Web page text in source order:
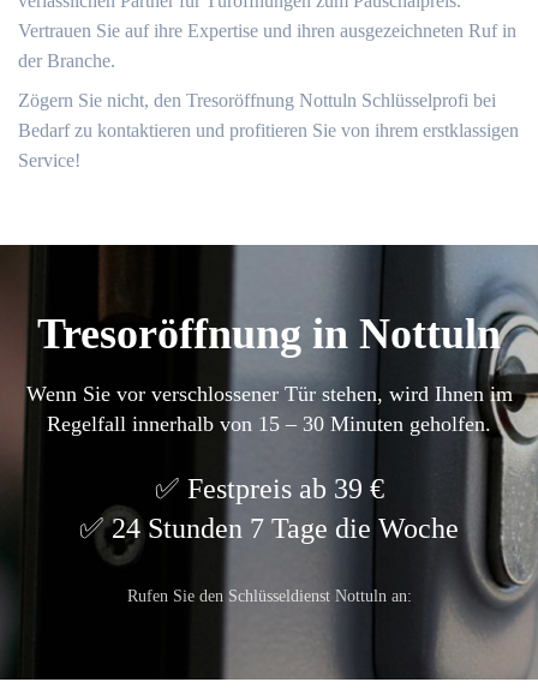
Vertrauen Sie auf ihre Expertise und ihren ausgezeichneten Ruf in
der Branche.​
Zögern Sie nicht, den Tresoröffnung Nottuln Schlüsselprofi bei
Bedarf zu kontaktieren und profitieren Sie von ihrem erstklassigen
Service!​
Tresoröffnung in Nottuln
Wenn Sie vor verschlossener Tür stehen, wird Ihnen im
Regelfall innerhalb von 15 – 30 Minuten geholfen.
Festpreis ab 39 €
24 Stunden 7 Tage die Woche
Rufen Sie den Schlüsseldienst Nottuln an: